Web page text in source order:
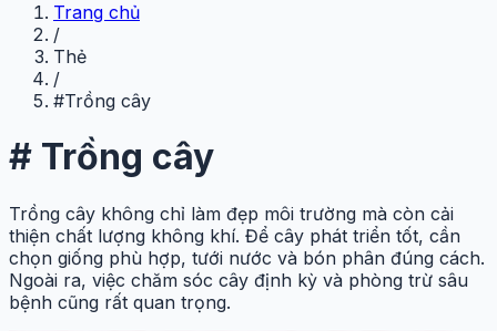
Trang chủ
/
Thẻ
/
#Trồng cây
# Trồng cây
Trồng cây không chỉ làm đẹp môi trường mà còn cải
thiện chất lượng không khí. Để cây phát triển tốt, cần
chọn giống phù hợp, tưới nước và bón phân đúng cách.
Ngoài ra, việc chăm sóc cây định kỳ và phòng trừ sâu
bệnh cũng rất quan trọng.